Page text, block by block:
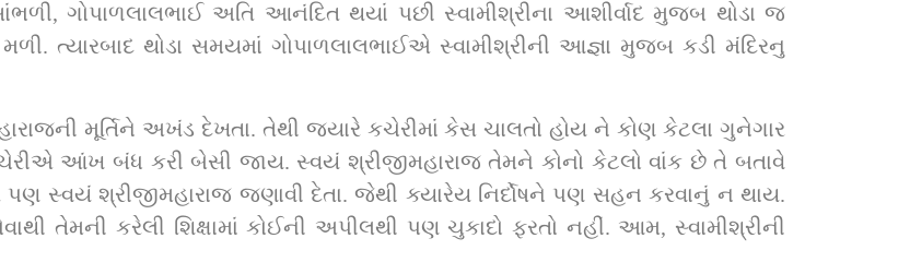
ગોપાળલાલભાઈ અતિ આનંદિત થયાં પછી સ્વામીશ્રીના આશીર્વાદ મુજબ થોડા જ
ત્યારબાદ થોડા સમયમાં ગોપાળલાલભાઈએ સ્વામીશ્રીની આજ્ઞા મુજબ કડી મંદિરનુ
મૂર્તિને અખંડ દેખતા. તેથી જ્યારે કચેરીમાં કેસ ચાલતો હોય ને કોણ કેટલા ગુનેગાર
આંખ બંધ કરી બેસી જાય. સ્વયં શ્રીજીમહારાજ તેમને કોનો કેટલો વાંક છે તે બતાવે
પણ સ્વયં શ્રીજીમહારાજ જણાવી દેતા. જેથી ક્યારેય નિર્દોષને પણ સહન કરવાનું ન થાય.
તેમની કરેલી શિક્ષામાં કોઈની અપીલથી પણ ચુકાદો ફરતો નહીં. આમ, સ્વામીશ્રીની